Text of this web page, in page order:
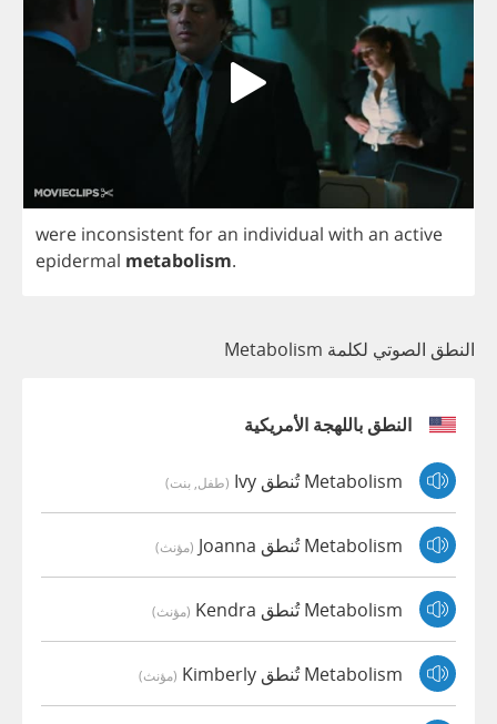
were inconsistentforan individual with an active
epidermal metabolism.
النطق الصوتي لكلمة Metabolism
النطق باللهجة الأمريكية
Metabolism تُنطق Ivy (طفل, بنت)
Metabolism تُنطق Joanna (مؤنث)
Metabolism تُنطق Kendra (مؤنث)
Metabolism تُنطق Kimberly (مؤنث)